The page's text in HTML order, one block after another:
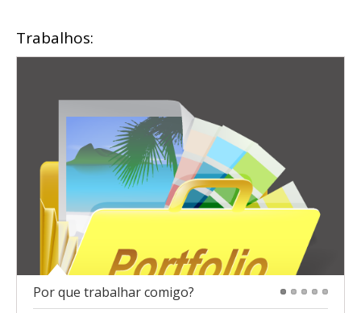
Trabalhos:
Por que trabalhar comigo?